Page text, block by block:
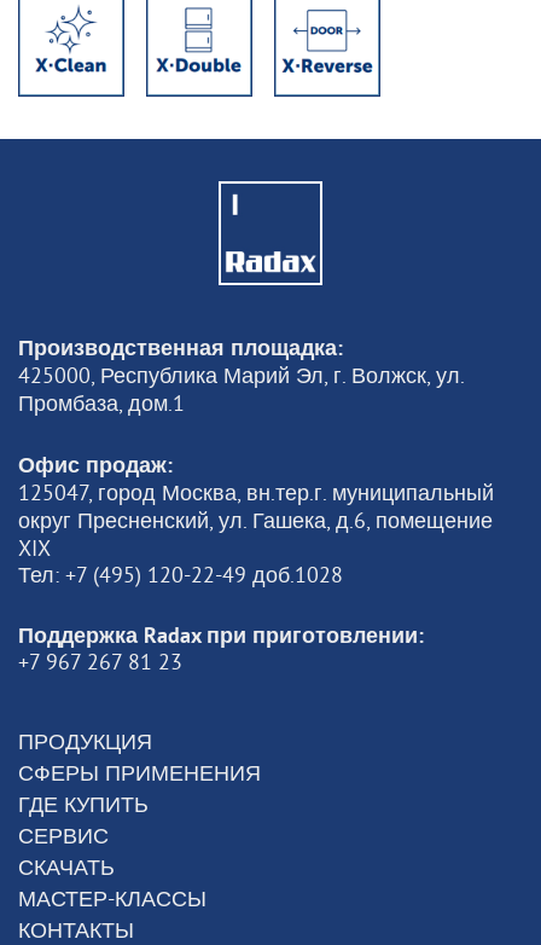
Производственная площадка:
425000, Республика Марий Эл, г. Волжск, ул.
Промбаза, дом.1
Офис продаж:
125047, город Москва, вн.тер.г. муниципальный
округ Пресненский, ул. Гашека, д.6, помещение
XIX
Тел: +7 (495) 120-22-49 доб.1028
Поддержка Radax при приготовлении:
+7 967 267 81 23
ПРОДУКЦИЯ
СФЕРЫ ПРИМЕНЕНИЯ
ГДЕ КУПИТЬ
СЕРВИС
СКАЧАТЬ
МАСТЕР-КЛАССЫ
КОНТАКТЫ